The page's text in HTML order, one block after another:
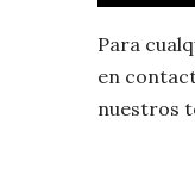
Para
en
nuestros